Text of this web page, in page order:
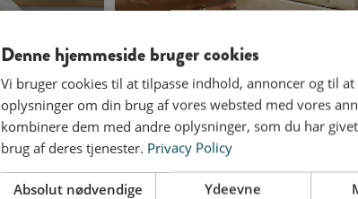
Denne hjemmeside bruger cookies
Vi bruger cookies til at tilpasse indhold, annoncer og til
oplysninger om din brug af vores websted med vores
kombinere dem med andre oplysninger, som du har
brug af deres tjenester. Privacy Policy
Absolut nødvendige Ydeevne